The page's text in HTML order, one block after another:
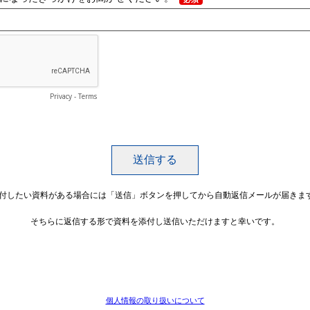
Privacy - Terms
したい資料がある場合には「送信」ボタンを押してから自動返信メールが届きま
そちらに返信する形で資料を添付し送信いただけますと幸いです。
個人情報の取り扱いについて